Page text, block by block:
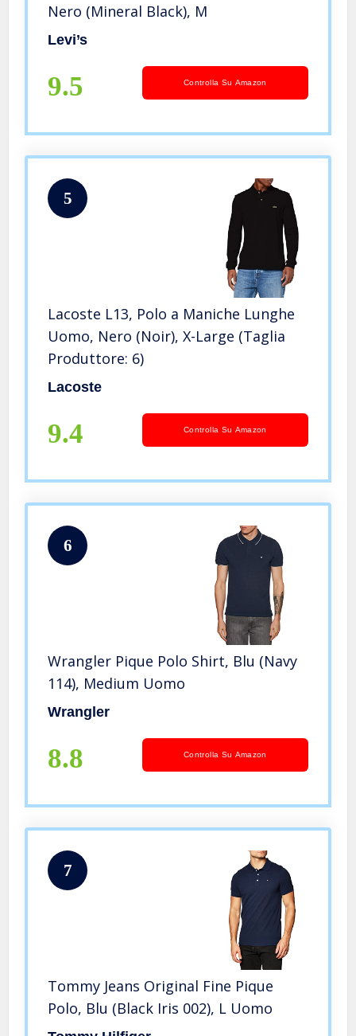
Nero (Mineral Black), M
Levi’s
9.5 Controlla Su Amazon
5
Lacoste L13, Polo a Maniche Lunghe
Uomo, Nero (Noir), X-Large (Taglia
Produttore: 6)
Lacoste
9.4 Controlla Su Amazon
6
Wrangler Pique Polo Shirt, Blu (Navy
114), Medium Uomo
Wrangler
8.8 Controlla Su Amazon
7
Tommy Jeans Original Fine Pique
Polo, Blu (Black Iris 002), L Uomo